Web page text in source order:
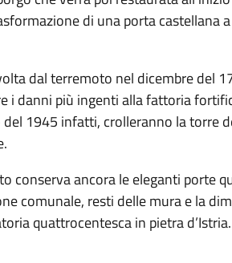
di una porta castellana
dal terremoto nel dicembre del
i danni più ingenti alla fattoria
1945 infatti, crolleranno la torre
conserva ancora le eleganti porte
comunale, resti delle mura e la
quattrocentesca in pietra d’Istria.